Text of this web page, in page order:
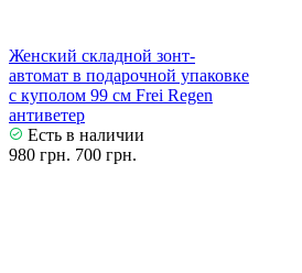
Женский складной зонт-
автомат в подарочной упаковке
с куполом 99 см Frei Regen
антиветер
Есть в наличии
980 грн. 700 грн.